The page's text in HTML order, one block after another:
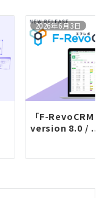
2026年6月3日
「F-RevoCRM
version 8.0 / ...